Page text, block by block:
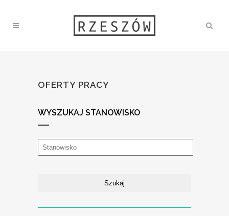
OFERTY PRACY
WYSZUKAJ STANOWISKO